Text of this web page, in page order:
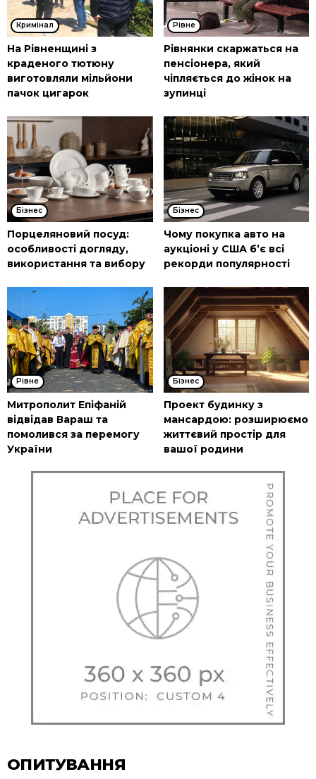
Кримінал
На Рівненщині з
краденого тютюну
виготовляли мільйони
пачок цигарок
Рівне
Рівнянки скаржаться на
пенсіонера, який
чіпляється до жінок на
зупинці
Бізнес
Порцеляновий посуд:
особливості догляду,
використання та вибору
Бізнес
Чому покупка авто на
аукціоні у США б’є всі
рекорди популярності
Рівне
Митрополит Епіфаній
відвідав Вараш та
помолився за перемогу
України
Бізнес
Проект будинку з
мансардою: розширюємо
життєвий простір для
вашої родини
ОПИТУВАННЯ